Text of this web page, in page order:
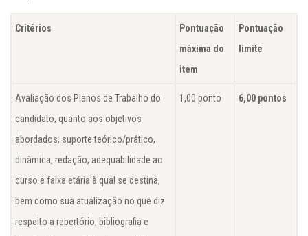
Critérios
Pontuação
máxima do
item
Pontuação
limite
Avaliação dos Planos de Trabalho do
candidato, quanto aos objetivos
abordados, suporte teórico/prático,
dinâmica, redação, adequabilidade ao
curso e faixa etária à qual se destina,
bem como sua atualização no que diz
respeito a repertório, bibliografia e
1,00 ponto 6,00 pontos